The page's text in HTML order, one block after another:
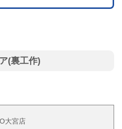
(裏工作)
大宮店